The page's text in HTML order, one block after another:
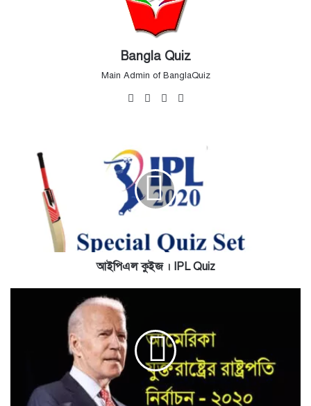
Bangla Quiz
Main Admin of BanglaQuiz
WebsiteFacebook
X
আইপিএল কুইজ । IPL Quiz